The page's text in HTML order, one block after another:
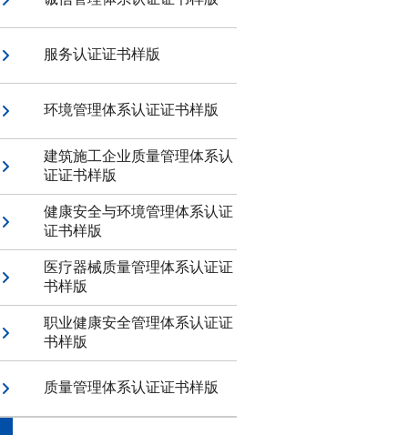
服务认证证书样版
环境管理体系认证证书样版
建筑施工企业质量管理体系认
证证书样版
健康安全与环境管理体系认证
证书样版
医疗器械质量管理体系认证证
书样版
职业健康安全管理体系认证证
书样版
质量管理体系认证证书样版